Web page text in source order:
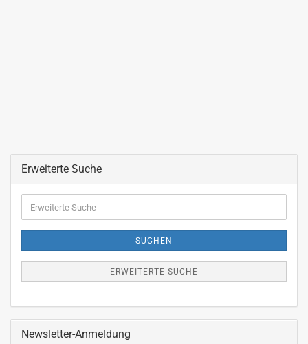
Erweiterte Suche
Suche
SUCHEN
ERWEITERTE SUCHE
Newsletter-Anmeldung